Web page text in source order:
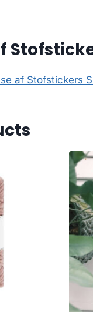
af Stofstickers